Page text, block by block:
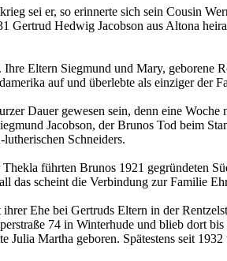
sei er, so erinnerte sich sein Cousin
Gertrud Hedwig Jacobson aus Altona
Eltern Siegmund und Mary,
auf und überlebte als einziger der
Dauer gewesen sein, denn eine
Jacobson, der Brunos Tod beim
Schneiders.
führten Brunos 1921 gegründeten
das scheint die Verbindung zur Familie
Ehe bei Gertruds Eltern in der
74 in Winterhude und blieb dort
Julia Martha geboren. Spätestens seit